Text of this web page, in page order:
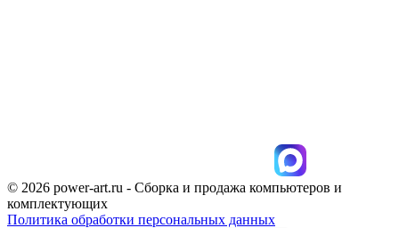
© 2026 power-art.ru - Сборка и продажа компьютеров и
комплектующих
Политика обработки персональных данных